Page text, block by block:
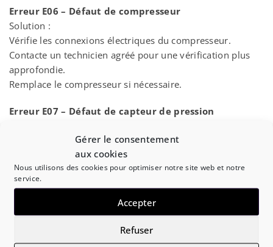
Gérer le consentement
aux cookies
Nous utilisons des cookies pour optimiser notre site web et notre
service.
Accepter
Refuser
Erreur E06 – Défaut de compresseur
Solution :
Vérifie les connexions électriques du compresseur.
Contacte un technicien agréé pour une vérification plus
approfondie.
Remplace le compresseur si nécessaire.
Erreur E07 – Défaut de capteur de pression
Vérifie le capteur de pression et ses connexions.
Remplace le capteur si nécessaire.
Erreur E08 – Surchauffe
Vérifie les filtres et les nettoie si nécessaire.
Assure-toi que le flux d’air n’est pas obstrué.
Laisse l’appareil refroidir avant de le redémarrer.